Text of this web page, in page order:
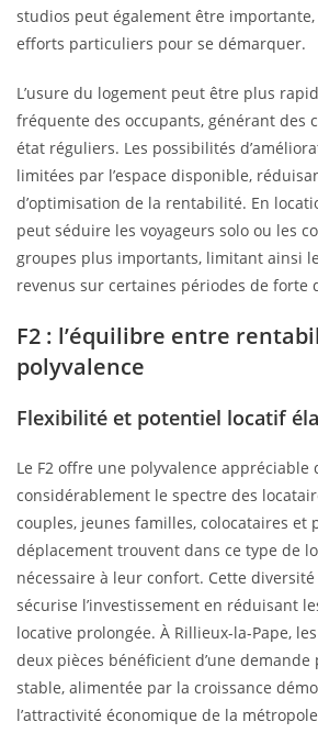
studios peut également être
efforts particuliers pour se démarquer.
L’usure du logement peut être plus
fréquente des occupants, générant des
état réguliers. Les possibilités
limitées par l’espace disponible,
d’optimisation de la rentabilité. En
peut séduire les voyageurs solo ou les
groupes plus importants, limitant ainsi
revenus sur certaines périodes de forte
F2 : l’équilibre entre
polyvalence
Flexibilité et potentiel locatif
Le F2 offre une polyvalence appréciable
considérablement le spectre des
couples, jeunes familles, colocataires et
déplacement trouvent dans ce type de
nécessaire à leur confort. Cette
sécurise l’investissement en réduisant
locative prolongée. À Rillieux-la-Pape,
deux pièces bénéficient d’une
stable, alimentée par la croissance
l’attractivité économique de la